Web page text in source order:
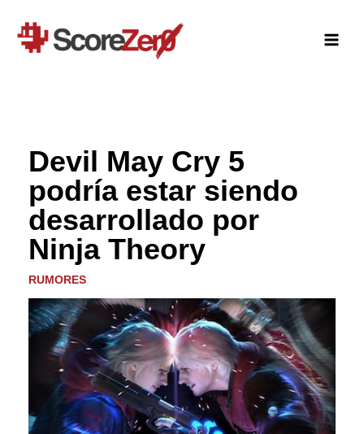
contenido
Devil May Cry 5
podría estar siendo
desarrollado por
Ninja Theory
RUMORES